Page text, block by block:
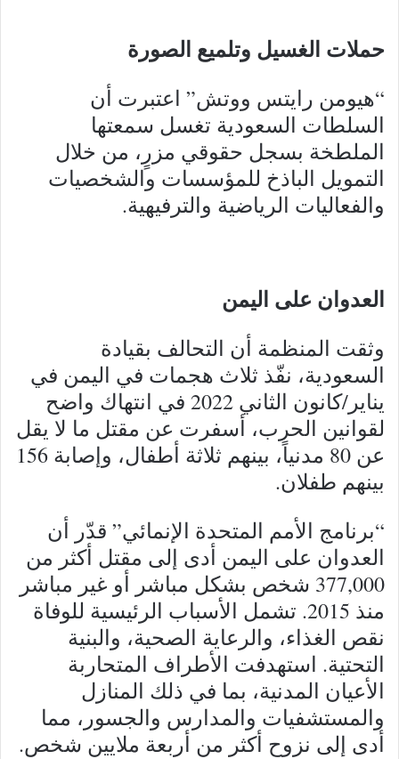
حملات الغسيل وتلميع الصورة
“هيومن رايتس ووتش” اعتبرت أن
السلطات السعودية تغسل سمعتها
الملطخة بسجل حقوقي مزرٍ، من خلال
التمويل الباذخ للمؤسسات والشخصيات
والفعاليات الرياضية والترفيهية.
العدوان على اليمن
وثقت المنظمة أن التحالف بقيادة
السعودية، نفّذ ثلاث هجمات في اليمن في
يناير/كانون الثاني 2022 في انتهاك واضح
لقوانين الحرب، أسفرت عن مقتل ما لا يقل
عن 80 مدنياً، بينهم ثلاثة أطفال، وإصابة 156
بينهم طفلان.
“برنامج الأمم المتحدة الإنمائي” قدّر أن
العدوان على اليمن أدى إلى مقتل أكثر من
377,000 شخص بشكل مباشر أو غير مباشر
منذ 2015. تشمل الأسباب الرئيسية للوفاة
نقص الغذاء، والرعاية الصحية، والبنية
التحتية. استهدفت الأطراف المتحاربة
الأعيان المدنية، بما في ذلك المنازل
والمستشفيات والمدارس والجسور، مما
أدى إلى نزوح أكثر من أربعة ملايين شخص.